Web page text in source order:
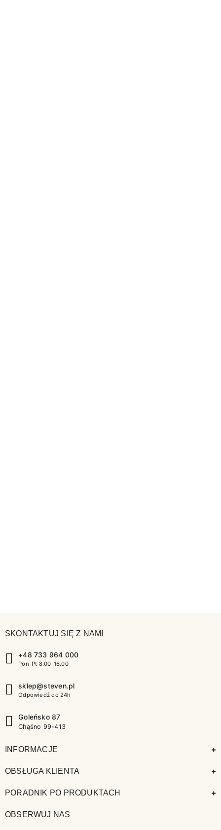
SKONTAKTUJ SIĘ Z NAMI
+48 733 964 000
Pon-Pt 8:00-16.00
sklep@steven.pl
Odpowiedź do 24h
Goleńsko 87
Chąśno 99-413
INFORMACJE +
OBSŁUGA KLIENTA +
PORADNIK PO PRODUKTACH +
OBSERWUJ NAS